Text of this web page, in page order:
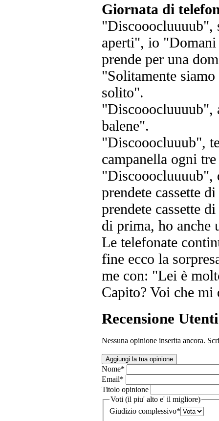
Giornata di
"Discooocluuuub",
aperti", io "Domani
prende per una
"Solitamente
solito".
"Discooocluuuub",
balene".
"Discooocluuub",
campanella ogni
"Discooocluuuub",
prendete cassette
prendete cassette
di prima, ho anche
Le telefonate
fine ecco la
me con: "Lei è
Capito? Voi che mi
Recensione Utenti
Nessuna opinione inserita ancora.
Aggiungi la tua opinione
Nome*
Email*
Titolo opinione
Voti (il piu' alto e' il migliore)
Giudizio complessivo*